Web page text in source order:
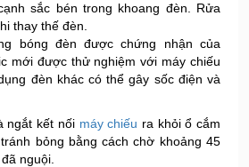
sắc bén trong khoang đèn. Rửa
thay thế đèn.
bóng đèn được chứng nhận của
mới được thử nghiệm với máy chiếu
đèn khác có thể gây sốc điện và
ngắt kết nối máy chiếu ra khỏi ổ cắm
bỏng bằng cách chờ khoảng 45
đã nguội.